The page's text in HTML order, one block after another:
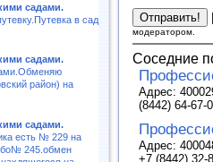
садами.
в сад
садами.
район) на
садами.
есть № 229 на
245.обмен
модератором.
Соседние
Адрес:
(8442) 64-67-
Адрес:
+7 (8442) 32-